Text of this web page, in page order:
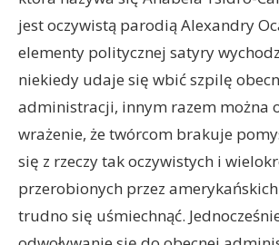
jest oczywistą parodią Alexandry
elementy politycznej satyry
niekiedy udaje się wbić szpilę
administracji, innym razem można
wrażenie, że twórcom brakuje
się z rzeczy tak oczywistych i
przerobionych przez
trudno się uśmiechnąć.